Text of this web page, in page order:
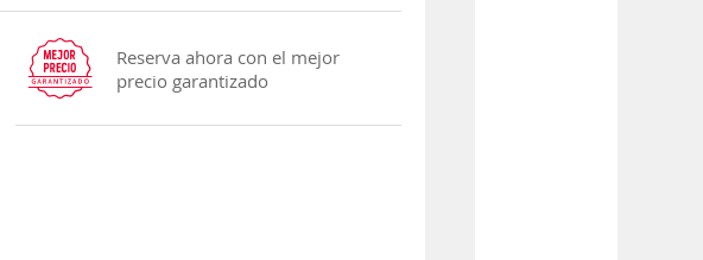
Reserva ahora con el mejor
precio garantizado